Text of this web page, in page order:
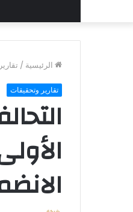
الرئيسية /
تقارير وتحقيقات